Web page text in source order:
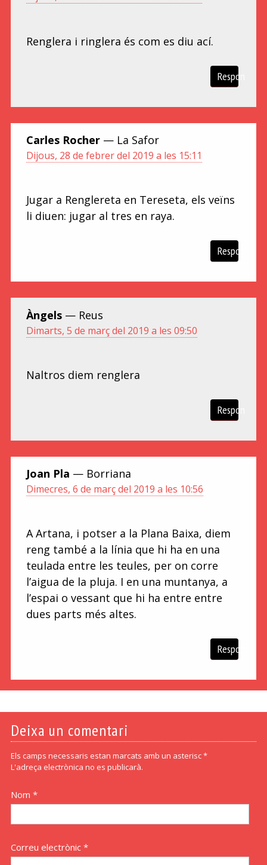
Renglera i ringlera és com es diu ací.
Respon
Carles Rocher — La Safor
Dijous, 28 de febrer del 2019 a les 15:11
Jugar a Renglereta en Tereseta, els veïns
li diuen: jugar al tres en raya.
Respon
Àngels — Reus
Dimarts, 5 de març del 2019 a les 09:50
Naltros diem renglera
Respon
Joan Pla — Borriana
Dimecres, 6 de març del 2019 a les 10:56
A Artana, i potser a la Plana Baixa, diem
reng també a la línia que hi ha en una
teulada entre les teules, per on corre
l’aigua de la pluja. I en una muntanya, a
l’espai o vessant que hi ha entre entre
dues parts més altes.
Respon
Deixa un comentari
Els camps necessaris estan marcats amb un asterisc *
L'adreça electrònica no es publicarà.
Nom *
Correu electrònic *